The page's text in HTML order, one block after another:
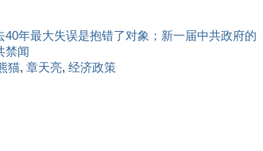
年最大失误是抱错了对象；新一届中共政府的
禁闻
猫, 章天亮, 经济政策